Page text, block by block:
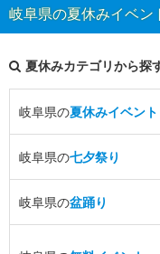
岐阜県の夏休みイベ
夏休みカテゴリから探
岐阜県の夏休みイベント
岐阜県の七夕祭り
岐阜県の盆踊り